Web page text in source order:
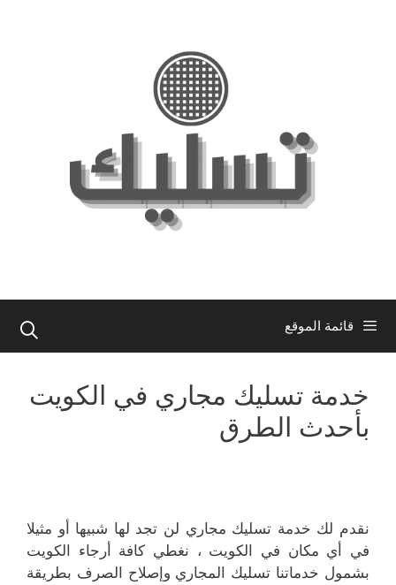
قائمة الموقع
خدمة تسليك مجاري في الكويت
بأحدث الطرق
نقدم لك خدمة تسليك مجاري لن تجد لها شبيها أو مثيلا
في أي مكان في الكويت ، نغطي كافة أرجاء الكويت
بشمول خدماتنا تسليك المجاري وإصلاح الصرف بطريقة